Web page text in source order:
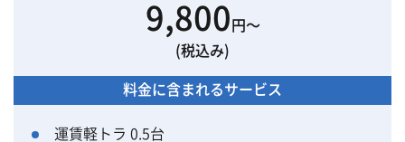
9,800 円〜
(税込み)
料金に含まれるサービス
運賃軽トラ 0.5台